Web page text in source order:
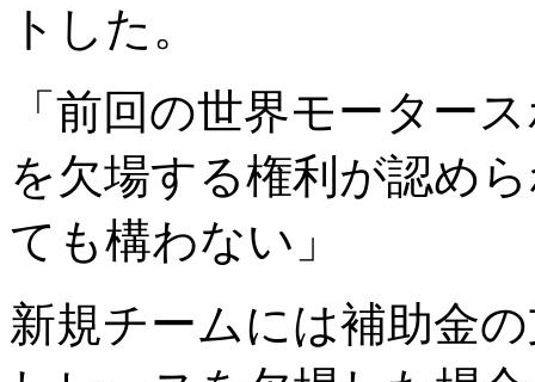
トした。
「前回の世界モーター
を欠場する権利が認め
ても構わない」
新規チームには補助金